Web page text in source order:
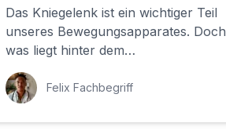
Das Kniegelenk ist ein wichtiger Teil
unseres Bewegungsapparates. Doch
was liegt hinter dem
Schutzmechanismus, der unsere
Kniescheibe schützt? Der Beg...
Felix Fachbegriff